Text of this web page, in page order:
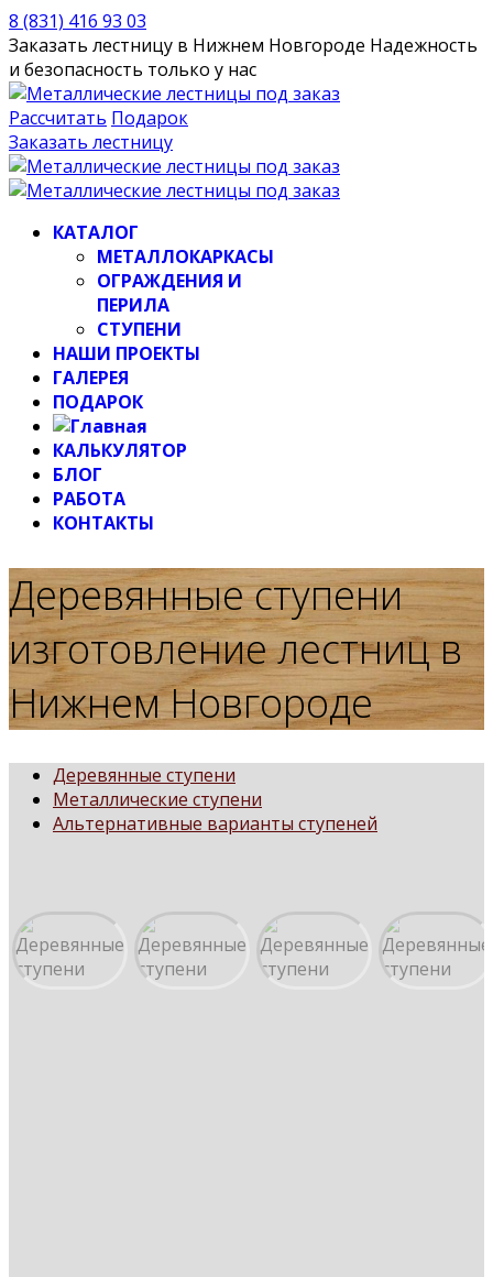
8 (831) 416 93 03
Заказать лестницу в Нижнем Новгороде Надежность
и безопасность только у нас
Рассчитать Подарок
Заказать лестницу
КАТАЛОГ
МЕТАЛЛОКАРКАСЫ
ОГРАЖДЕНИЯ И
ПЕРИЛА
СТУПЕНИ
НАШИ ПРОЕКТЫ
ГАЛЕРЕЯ
ПОДАРОК
КАЛЬКУЛЯТОР
БЛОГ
РАБОТА
КОНТАКТЫ
Деревянные ступени
изготовление лестниц в
Нижнем Новгороде
Деревянные ступени
Металлические ступени
Альтернативные варианты ступеней